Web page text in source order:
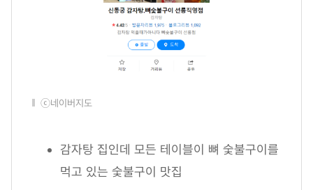
ⓒ네이버지도
감자탕 집인데 모든 테이블이 뼈 숯불구이를
먹고 있는 숯불구이 맛집